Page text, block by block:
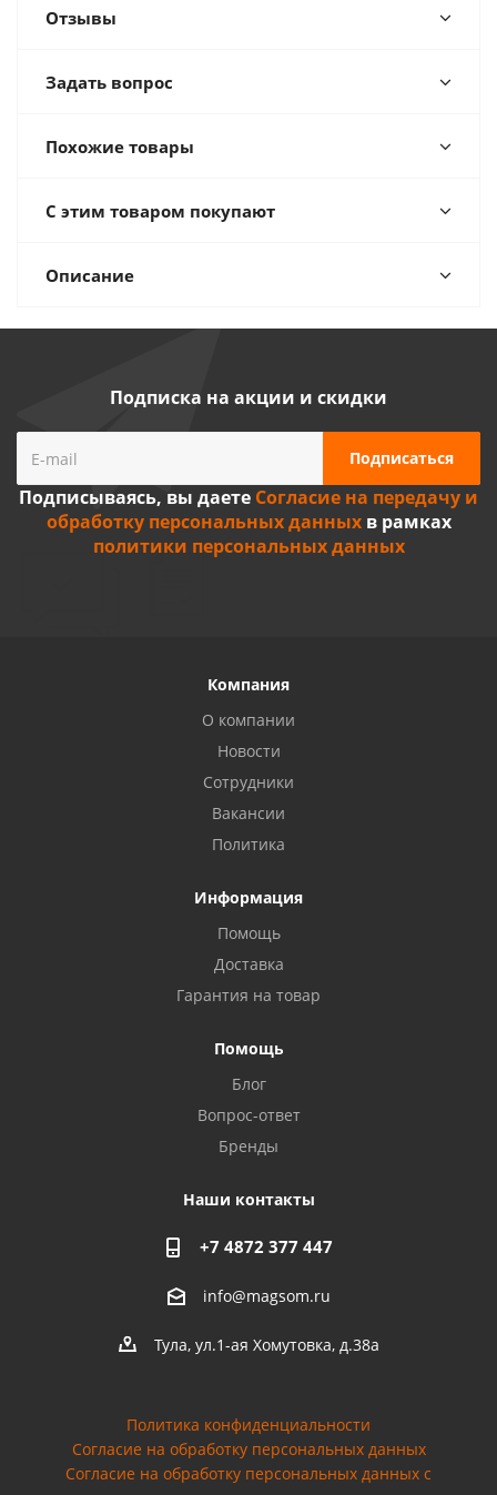
Отзывы
Задать вопрос
Похожие товары
С этим товаром покупают
Описание
Подписка на акции и скидки
Подписываясь, вы даете Согласие на передачу и
обработку персональных данныхв рамках
политики персональных данных
Компания
О компании
Новости
Сотрудники
Вакансии
Политика
Информация
Помощь
Доставка
Гарантия на товар
Помощь
Блог
Вопрос-ответ
Бренды
Наши контакты
+7 4872 377 447
info@magsom.ru
Тула, ул.1-ая Хомутовка, д.38а
Политика конфиденциальности
Согласие на обработку персональных данных
Cогласие на обработку персональных данных с